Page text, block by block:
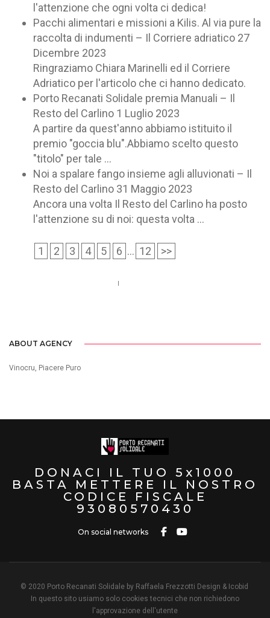
l'attenzione che ogni volta ci dedica!
Pacchi alimentari e missioni a Kilis. Al via pure la
raccolta di indumenti – Il Corriere adriatico 27
Dicembre 2023
Ringraziamo Chiara Marinelli ed il Corriere
Adriatico per l'articolo che ci hanno dedicato.
Porto Recanati Solidale premia Manuali – Il
Resto del Carlino 1 Luglio 2023
A partire da quest'anno abbiamo istituito il
premio "goccia blu".Abbiamo scelto questo
"titolo" per tale ...
Noi a spalare fango insieme agli alluvionati – Il
Resto del Carlino 31 Maggio 2023
Ancora una volta Il Resto del Carlino ha posto
l'attenzione su di noi: questa volta ...
1 2 3 4 5 6 ... 12 >>
ABOUT AGENCY
Vinocru, Piacere Puro
DONACI IL TUO 5x1000
BASTA METTERE IL NOSTRO
CODICE FISCALE
93080570430
On social networks
© 2020 Porto Recanati Solidale by Raffaela Frezzotti Design & Icobid
In questo sito usiamo solo cookies tecnici che non richiedono
l'approvazione dell'utente